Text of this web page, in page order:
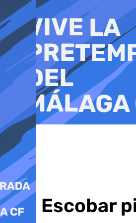
al
contenido
Eva Escobar